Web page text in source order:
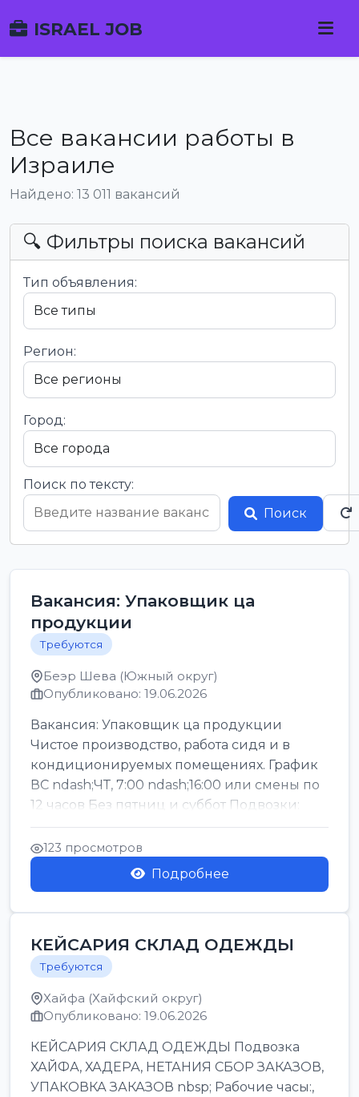
ISRAEL JOB
Все вакансии работы в
Израиле
Найдено: 13 011 вакансий
🔍 Фильтры поиска вакансий
Тип объявления:
Регион:
Город:
Поиск по тексту:
Поиск
Вакансия: Упаковщик ца
продукции
Требуются
Беэр Шева (Южный округ)
Опубликовано: 19.06.2026
Вакансия: Упаковщик ца продукции
Чистое производство, работа сидя и в
кондиционируемых помещениях. График
ВС ndash;ЧТ, 7:00 ndash;16:00 или смены по
12 часов Без пятниц и суббот Подвозки:
Офаким, Нети...
123 просмотров
Подробнее
КЕЙСАРИЯ СКЛАД ОДЕЖДЫ
Требуются
Хайфа (Хайфский округ)
Опубликовано: 19.06.2026
КЕЙСАРИЯ СКЛАД ОДЕЖДЫ Подвозка
ХАЙФА, ХАДЕРА, НЕТАНИЯ СБОР ЗАКАЗОВ,
УПАКОВКА ЗАКАЗОВ nbsp; Рабочие часы:,